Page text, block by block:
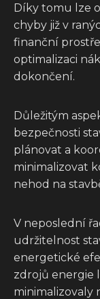
Díky tomu lze
chyby již v
finanční
optimalizaci
dokončení.
Důležitým
bezpečnosti
plánovat a
minimalizovat
nehod na
V neposlední
udržitelnost
energetické
zdrojů energie
minimalizovaly